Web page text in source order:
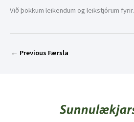
Við þökkum leikendum og leikstjórum fyrir.
← Previous Færsla